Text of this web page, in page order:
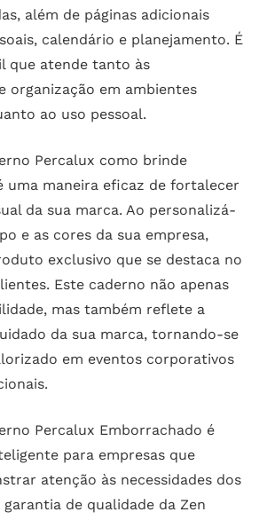
além de páginas adicionais
calendário e planejamento. É
que atende tanto às
organização em ambientes
ao uso pessoal.
Percalux como brinde
uma maneira eficaz de fortalecer
da sua marca. Ao personalizá-
e as cores da sua empresa,
exclusivo que se destaca no
Este caderno não apenas
mas também reflete a
da sua marca, tornando-se
em eventos corporativos
Percalux Emborrachado é
para empresas que
atenção às necessidades dos
de qualidade da Zen